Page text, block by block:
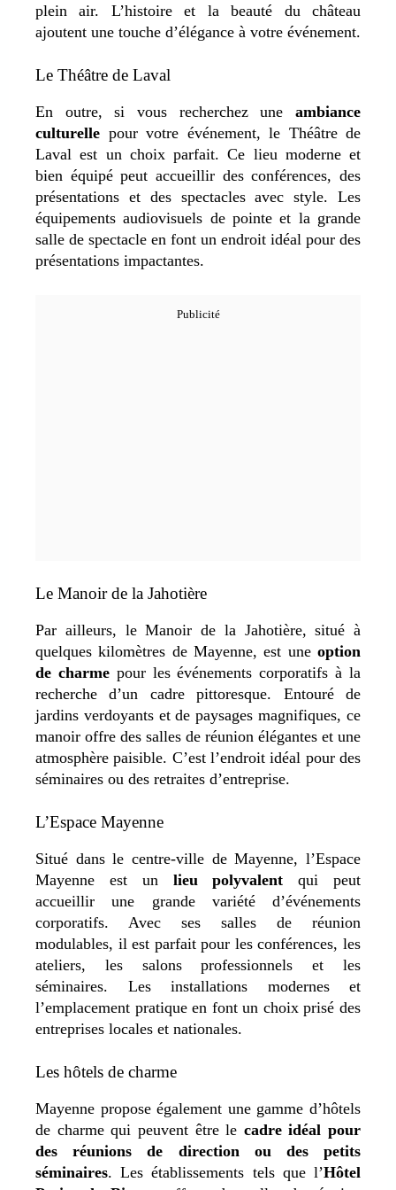
plein air. L’histoire et la beauté du château
ajoutent une touche d’élégance à votre événement.
Le Théâtre de Laval
En outre, si vous recherchez une ambiance
culturelle pour votre événement, le Théâtre de
Laval est un choix parfait. Ce lieu moderne et
bien équipé peut accueillir des conférences, des
présentations et des spectacles avec style. Les
équipements audiovisuels de pointe et la grande
salle de spectacle en font un endroit idéal pour des
présentations impactantes.
Le Manoir de la Jahotière
Par ailleurs, le Manoir de la Jahotière, situé à
quelques kilomètres de Mayenne, est une option
de charmepour les événements corporatifs à la
recherche d’un cadre pittoresque. Entouré de
jardins verdoyants et de paysages magnifiques, ce
manoir offre des salles de réunion élégantes et une
atmosphère paisible. C’est l’endroit idéal pour des
séminaires ou des retraites d’entreprise.
L’Espace Mayenne
Situé dans le centre-ville de Mayenne, l’Espace
Mayenne est un lieu polyvalentqui peut
accueillir une grande variété d’événements
corporatifs. Avec ses salles de réunion
modulables, il est parfait pour les conférences, les
ateliers, les salons professionnels et les
séminaires. Les installations modernes et
l’emplacement pratique en font un choix prisé des
entreprises locales et nationales.
Les hôtels de charme
Mayenne propose également une gamme d’hôtels
de charme qui peuvent être le cadre idéal pour
des réunions de direction ou des petits
séminaires. Les établissements tels que l’Hôtel